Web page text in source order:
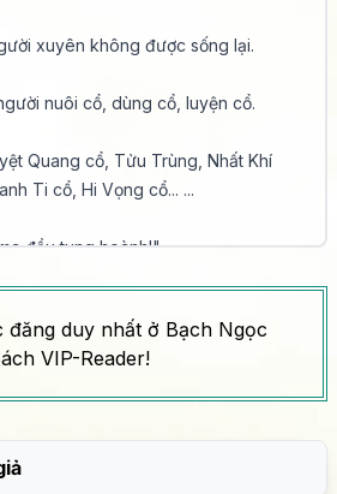
xuyên không được sống lại.
nuôi cổ, dùng cổ, luyện cổ.
Quang cổ, Tửu Trùng, Nhất Khí
Ti cổ, Hi Vọng cổ... ...
đầu tung hoành!"
nể, tôn sùng, yêu quý hắn. Người
của mình, cô độc bao quanh, đôi
đăng duy nhất ở Bạch Ngọc
VIP-Reader!